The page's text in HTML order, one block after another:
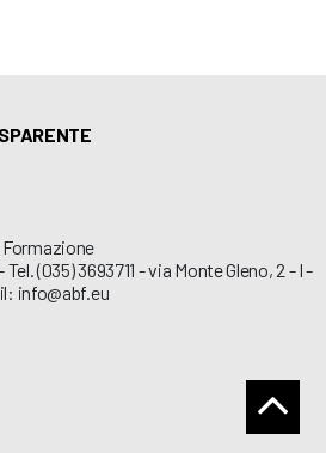
(035) 3693711 - via Monte Gleno, 2 - I -
info@abf.eu